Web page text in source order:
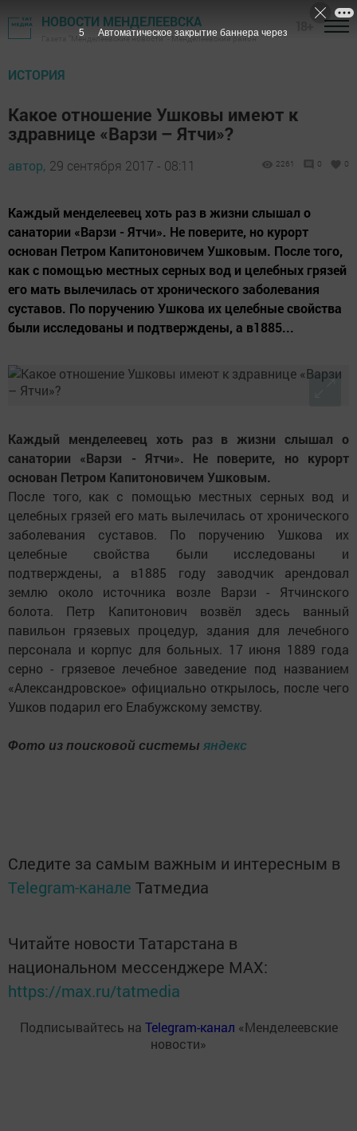
НОВОСТИ МЕНДЕЛЕЕВСКА
Газета "Менделеевские новости" - Менделеевский район
ИСТОРИЯ
Какое отношение Ушковы имеют к
здравнице «Варзи – Ятчи»?
автор, 29 сентября 2017 - 08:11 2261 0 0
Каждый менделеевец хоть раз в жизни слышал о
санатории «Варзи - Ятчи». Не поверите, но курорт
основан Петром Капитоновичем Ушковым. После того,
как с помощью местных серных вод и целебных грязей
его мать вылечилась от хронического заболевания
суставов. По поручению Ушкова их целебные свойства
были исследованы и подтверждены, а в1885...
Каждый менделеевец хоть раз в жизни слышал о
санатории «Варзи - Ятчи». Не поверите, но курорт
основан Петром Капитоновичем Ушковым.
После того, как с помощью местных серных вод и
целебных грязей его мать вылечилась от хронического
заболевания суставов. По поручению Ушкова их
целебные свойства были исследованы и
подтверждены, а в1885 году заводчик арендовал
землю около источника возле Варзи - Ятчинского
болота. Петр Капитонович возвёл здесь ванный
павильон грязевых процедур, здания для лечебного
персонала и корпус для больных. 17 июня 1889 года
серно - грязевое лечебное заведение под названием
«Александровское» официально открылось, после чего
Ушков подарил его Елабужскому земству.
Фото из поисковой системы яндекс
Следите за самым важным и интересным в
Telegram-канале Татмедиа
Читайте новости Татарстана в
национальном мессенджере MАХ:
https://max.ru/tatmedia
Подписывайтесь на Telegram-канал «Менделеевские
новости»
4 Автоматическое закрытие баннера через